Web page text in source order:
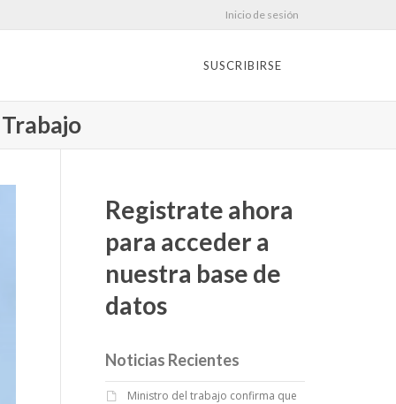
Inicio de sesión
SUSCRIBIRSE
Registrate ahora
para acceder a
nuestra base de
datos
Noticias Recientes
Ministro del trabajo confirma que